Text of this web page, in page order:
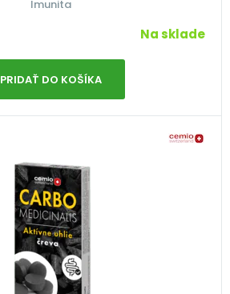
Imunita
Na sklade
PRIDAŤ DO KOŠÍKA